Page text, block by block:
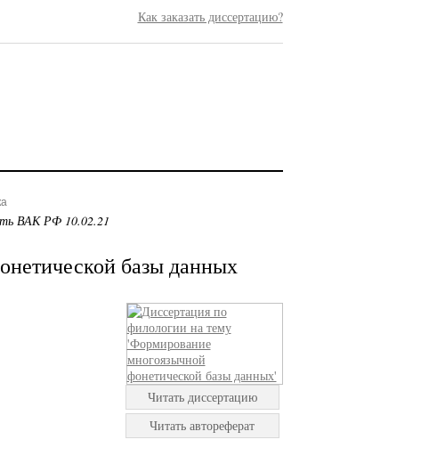
Как заказать диссертацию?
ВАК РФ 10.02.21
базы данных
Читать диссертацию
Читать автореферат